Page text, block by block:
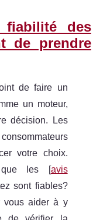
fiabilité des
de prendre
de faire un
un moteur,
décision. Les
votre choix.
que les [avis
sont fiables?
vous aider à y